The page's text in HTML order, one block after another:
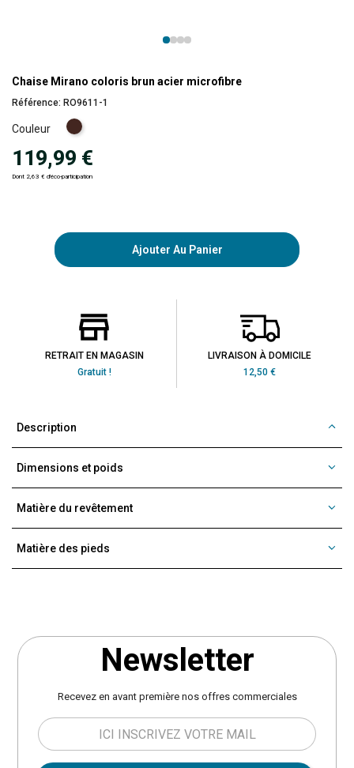
Chaise Mirano coloris brun acier microfibre
Référence: RO9611-1
Couleur
Brun
119,99 €
Dont 2,63 € d'éco-participation
Ajouter Au Panier
RETRAIT EN MAGASIN
Gratuit !
LIVRAISON À DOMICILE
12,50 €
Description
Dimensions et poids
Matière du revêtement
Matière des pieds
Newsletter
Recevez en avant première nos offres commerciales